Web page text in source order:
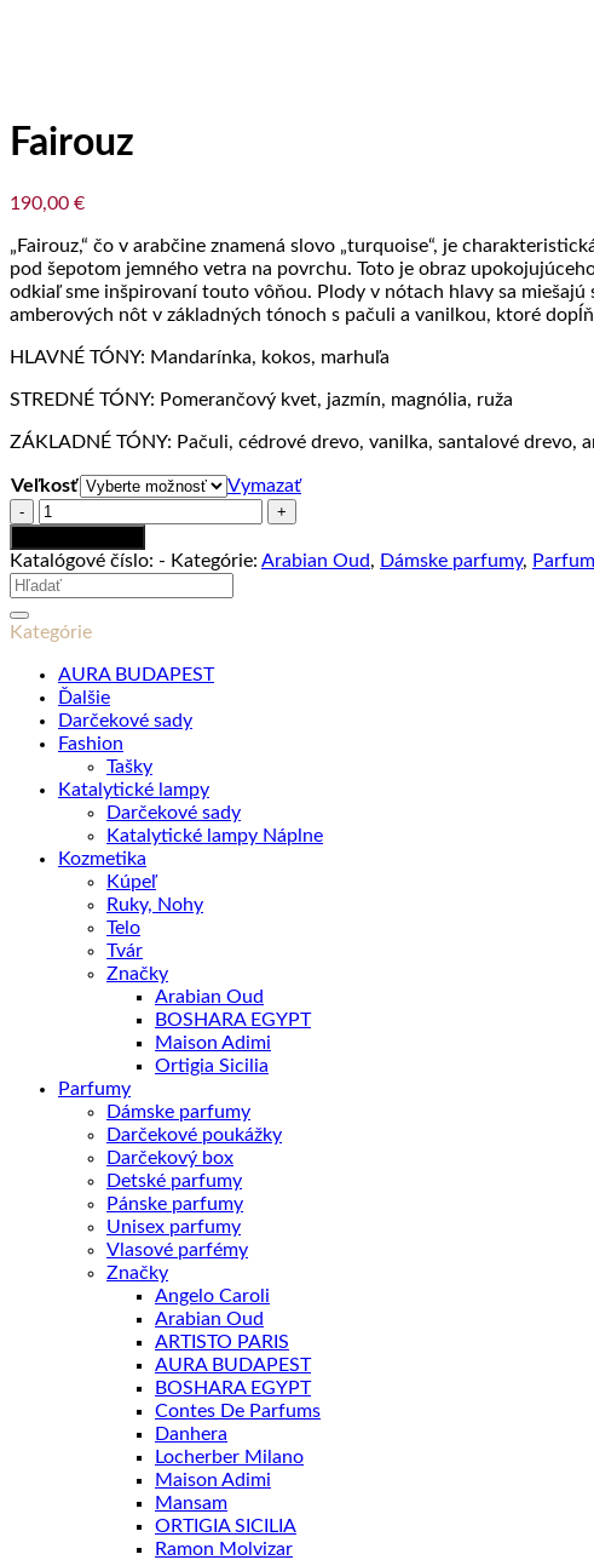
Fairouz
190,00 €
„Fairouz,“ čo v arabčine znamená slovo „turquoise“, je
pod šepotom jemného vetra na povrchu. Toto je obraz
odkiaľ sme inšpirovaní touto vôňou. Plody v nótach hlavy sa
amberových nôt v základných tónoch s pačuli a vanilkou, ktoré
HLAVNÉ TÓNY: Mandarínka, kokos, marhuľa
STREDNÉ TÓNY: Pomerančový kvet, jazmín, magnólia, ruža
ZÁKLADNÉ TÓNY: Pačuli, cédrové drevo, vanilka, santalové drevo,
Veľkosť
Vymazať
množstvo
Fairouz
Katalógové číslo: - Kategórie: Arabian Oud, Dámske parfumy,
Hľadať:
Kategórie
AURA BUDAPEST
Ďalšie
Darčekové sady
Fashion
Tašky
Katalytické lampy
Darčekové sady
Katalytické lampy Náplne
Kozmetika
Kúpeľ
Ruky, Nohy
Telo
Tvár
Značky
Arabian Oud
BOSHARA EGYPT
Maison Adimi
Ortigia Sicilia
Parfumy
Dámske parfumy
Darčekové poukážky
Darčekový box
Detské parfumy
Pánske parfumy
Unisex parfumy
Vlasové parfémy
Značky
Angelo Caroli
Arabian Oud
ARTISTO PARIS
AURA BUDAPEST
BOSHARA EGYPT
Contes De Parfums
Danhera
Locherber Milano
Maison Adimi
Mansam
ORTIGIA SICILIA
Ramon Molvizar